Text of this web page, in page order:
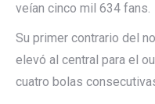
veían cinco mil 634 fans.
Su primer contrario del
elevó al central para el
cuatro bolas